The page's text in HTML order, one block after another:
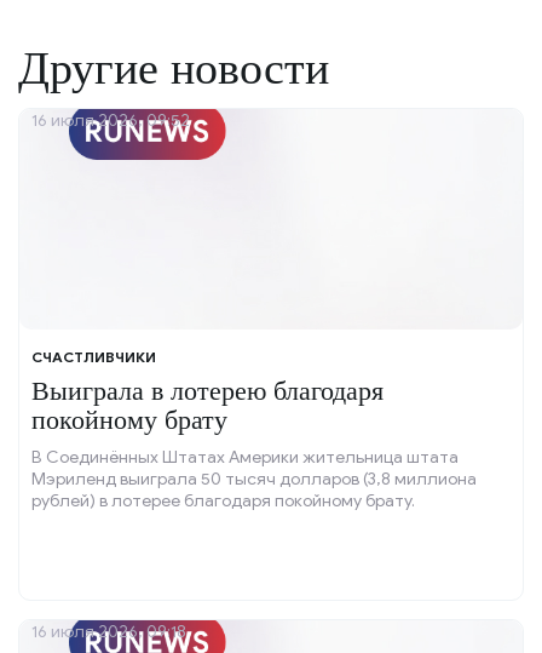
Другие новости
СЧАСТЛИВЧИКИ
Выиграла в лотерею благодаря
покойному брату
В Соединённых Штатах Америки жительница штата
Мэриленд выиграла 50 тысяч долларов (3,8 миллиона
рублей) в лотерее благодаря покойному брату.
16 июля 2026, 09:52
16 июля 2026, 09:18